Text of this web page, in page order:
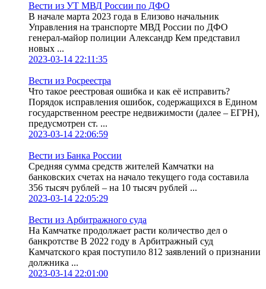
Вести из УТ МВД России по ДФО
В начале марта 2023 года в Елизово начальник
Управления на транспорте МВД России по ДФО
генерал-майор полиции Александр Кем представил
новых ...
2023-03-14 22:11:35
Вести из Росреестра
Что такое реестровая ошибка и как её исправить?
Порядок исправления ошибок, содержащихся в Едином
государственном реестре недвижимости (далее – ЕГРН),
предусмотрен ст. ...
2023-03-14 22:06:59
Вести из Банка России
Средняя сумма средств жителей Камчатки на
банковских счетах на начало текущего года составила
356 тысяч рублей – на 10 тысяч рублей ...
2023-03-14 22:05:29
Вести из Арбитражного суда
На Камчатке продолжает расти количество дел о
банкротстве В 2022 году в Арбитражный суд
Камчатского края поступило 812 заявлений о признании
должника ...
2023-03-14 22:01:00